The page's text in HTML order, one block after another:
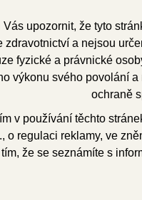
zástupci
a předtvary voskové
Vás upozornit, že tyto
zdravotnictví a nejsou
fyzické a právnické
výkonu svého povolání
ochraně
v používání těchto
o regulaci reklamy, ve
že se seznámíte s